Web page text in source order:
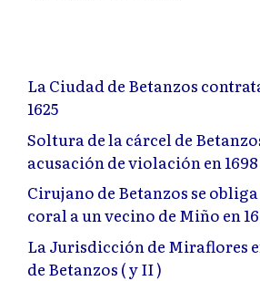
La Ciudad de Betanzos
1625
Soltura de la cárcel de
acusación de violación en 1698
Cirujano de Betanzos se
coral a un vecino de Miño en
La Jurisdicción de Miraflores
de Betanzos ( y II )